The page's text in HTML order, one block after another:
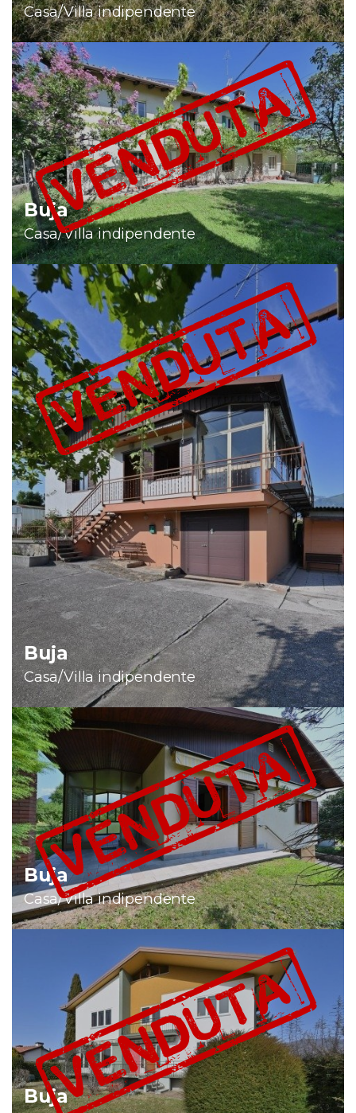
Casa/Villa indipendente
Buja
Casa/Villa indipendente
Buja
Casa/Villa indipendente
Buja
Casa/Villa indipendente
Buja